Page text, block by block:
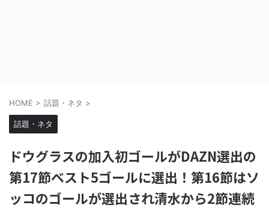
HOME > 話題・ネタ >
話題・ネタ
ドウグラスの加入初ゴールがDAZN選出の
第17節ベスト5ゴールに選出！第16節はソ
ッコのゴールが選出され清水から2節連続